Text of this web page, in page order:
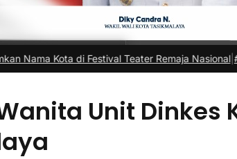
Festival Teater Remaja Nasional|#2 -Ada Apa
Unit Dinkes